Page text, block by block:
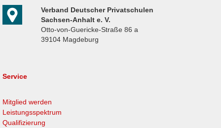
Verband Deutscher Privatschulen
Sachsen-Anhalt e. V.
Otto-von-Guericke-Straße 86 a
39104 Magdeburg
Service
Mitglied werden
Leistungsspektrum
Qualifizierung